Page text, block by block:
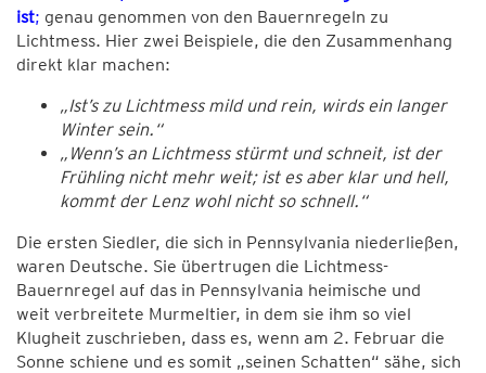
ist; genau genommen von den Bauernregeln zu
Lichtmess. Hier zwei Beispiele, die den Zusammenhang
direkt klar machen:
„Ist’s zu Lichtmess mild und rein, wirds ein langer
Winter sein.“
„Wenn’s an Lichtmess stürmt und schneit, ist der
Frühling nicht mehr weit; ist es aber klar und hell,
kommt der Lenz wohl nicht so schnell.“
Die ersten Siedler, die sich in Pennsylvania niederließen,
waren Deutsche. Sie übertrugen die Lichtmess-
Bauernregel auf das in Pennsylvania heimische und
weit verbreitete Murmeltier, in dem sie ihm so viel
Klugheit zuschrieben, dass es, wenn am 2. Februar die
Sonne schiene und es somit „seinen Schatten“ sähe, sich